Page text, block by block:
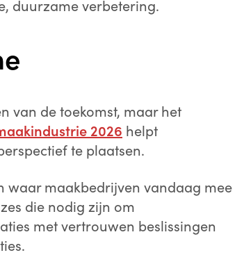
duurzame verbetering.
van de toekomst, maar het
2026 helpt
te plaatsen.
waar maakbedrijven vandaag mee
die nodig zijn om
met vertrouwen beslissingen